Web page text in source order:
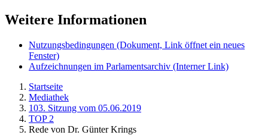
Weitere Informationen
Nutzungsbedingungen (Dokument, Link öffnet ein neues
Fenster)
Aufzeichnungen im Parlamentsarchiv (Interner Link)
Startseite
Mediathek
103. Sitzung vom 05.06.2019
TOP 2
Rede von Dr. Günter Krings